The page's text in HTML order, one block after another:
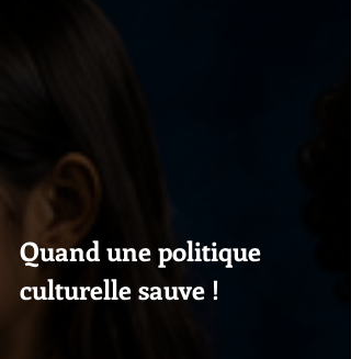
Quand une politique
culturelle sauve !